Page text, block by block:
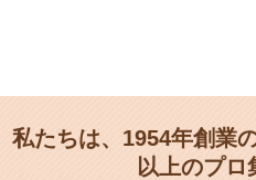
私たちは、1954年創業
以上のプロ